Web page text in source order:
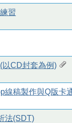
習
以CD封套為例)
線稿製作與Q版卡
法(SDT)